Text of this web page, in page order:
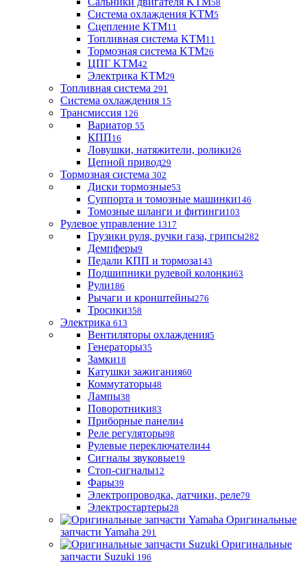
58
Система охлаждения KTM5
Сцепление KTM11
Топливная система KTM11
Тормозная система KTM26
ЦПГ KTM42
Электрика KTM29
Топливная система 291
Система охлаждения 15
Трансмиссия 126
Вариатор 55
КПП16
Ловушки, натяжители, ролики26
Цепной привод29
Тормозная система 302
Диски тормозные53
Суппорта и томозные машинки146
Томозные шланги и фитинги103
Рулевое управление 1317
Грузики руля, ручки газа, грипсы282
Демпферы9
Педали КПП и тормоза143
Подшипники рулевой колонки63
Рули186
Рычаги и кронштейны276
Тросики358
Электрика 613
Вентиляторы охлаждения5
Генераторы35
Замки18
Катушки зажигания60
Коммутаторы48
Лампы38
Поворотники83
Приборные панели4
Реле регуляторы98
Рулевые переключатели44
Сигналы звуковые19
Стоп-сигналы12
Фары39
Электропроводка, датчики, реле79
Электростартеры28
Оригинальные
запчасти Yamaha 291
Оригинальные
запчасти Suzuki 196